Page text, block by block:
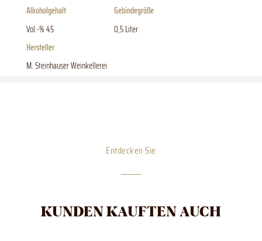
Alkoholgehalt
Vol.-% 45
Gebindegröße
0,5 Liter
Hersteller
M. Steinhauser Weinkellerei
Entdecken Sie
KUNDEN KAUFTEN AUCH